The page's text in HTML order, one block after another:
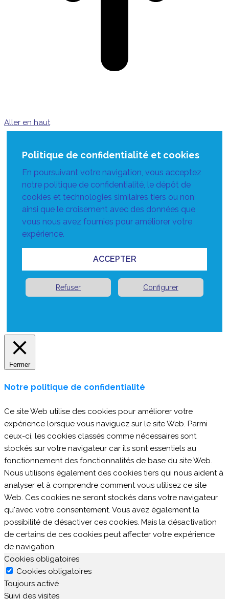
Aller en haut
Politique de confidentialité et cookies
En poursuivant votre navigation, vous acceptez
notre politique de confidentialité, le dépôt de
cookies et technologies similaires tiers ou non
ainsi que le croisement avec des données que
vous nous avez fournies pour améliorer votre
expérience.
ACCEPTER
Refuser Configurer
Fermer
Notre politique de confidentialité
Ce site Web utilise des cookies pour améliorer votre
expérience lorsque vous naviguez sur le site Web. Parmi
ceux-ci, les cookies classés comme nécessaires sont
stockés sur votre navigateur car ils sont essentiels au
fonctionnement des fonctionnalités de base du site Web.
Nous utilisons également des cookies tiers qui nous aident à
analyser et à comprendre comment vous utilisez ce site
Web. Ces cookies ne seront stockés dans votre navigateur
qu'avec votre consentement. Vous avez également la
possibilité de désactiver ces cookies. Mais la désactivation
de certains de ces cookies peut affecter votre expérience
de navigation.
Cookies obligatoires
Cookies obligatoires
Toujours activé
Suivi des visites